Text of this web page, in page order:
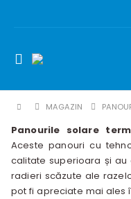
MAGAZIN
Panourile solare
Aceste panouri cu
calitate superioara și
radieri scăzute ale
pot fi apreciate mai ales